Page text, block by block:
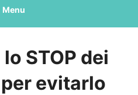
Menu
STOP dei
evitarlo